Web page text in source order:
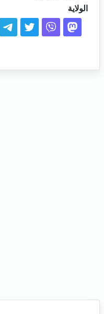
الولاية